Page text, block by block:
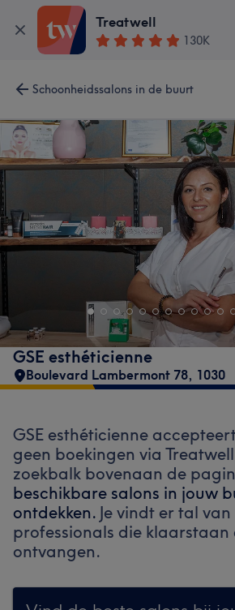
Treatwell
130K
Schoonheidssalons in de buurt
GSE esthéticienne
Boulevard Lambermont 78, 1030
GSE esthéticienne
geen boekingen via
zoekbalk bovenaan de
beschikbare salons in jouw
ontdekken. Je vindt er tal
professionals die klaarstaan
ontvangen.